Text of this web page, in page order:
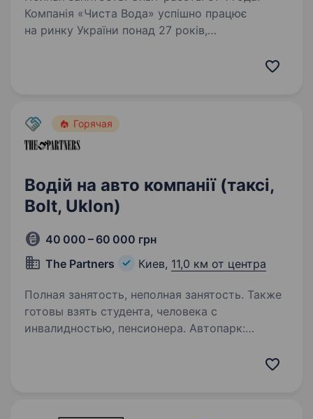
Компанія «Чиста Вода» успішно працює
на ринку України понад 27 років,
для…
Горячая
Водій на авто компанії (таксі,
Bolt, Uklon)
40 000 – 60 000 грн
The Partners
Киев, 11,0 км от центра
Полная занятость, неполная занятость. Также
готовы взять студента, человека с
инвалидностью, пенсионера. Автопарк: